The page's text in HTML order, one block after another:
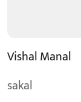
Vishal Manal
sakal